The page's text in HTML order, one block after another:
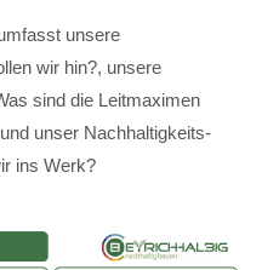
unsere
wir hin?, unsere
sind die Leitmaximen
unser Nachhaltigkeits-
ins Werk?